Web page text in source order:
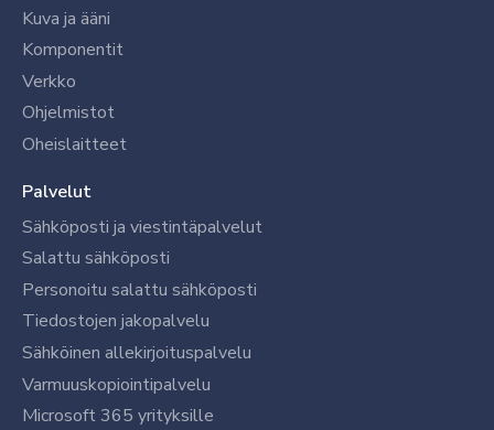
Kuva ja ääni
Komponentit
Verkko
Ohjelmistot
Oheislaitteet
Palvelut
Sähköposti ja viestintäpalvelut
Salattu sähköposti
Personoitu salattu sähköposti
Tiedostojen jakopalvelu
Sähköinen allekirjoituspalvelu
Varmuuskopiointipalvelu
Microsoft 365 yrityksille